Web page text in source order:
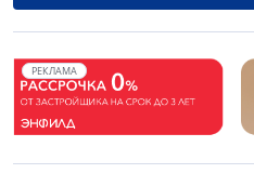
РЕКЛАМА